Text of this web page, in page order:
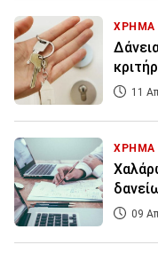
ΧΡΗΜΑ
11
ΧΡΗΜΑ
09